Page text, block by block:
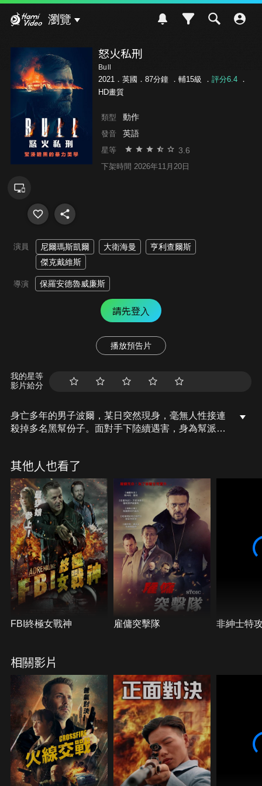
瀏覽
怒火私刑
Bull
2021．英國．87分鐘 ． 輔15級 ． 評分6.4．
HD畫質
類型 動作
發音 英語
星等 3.6
下架時間 2026年11月20日
演員 尼爾瑪斯凱爾 大衛海曼
亨利查爾斯
傑克戴維斯
導演 保羅安德魯威廉斯
請先登入
播放預告片
我的星等
影片給分
身亡多年的男子波爾，某日突然現身，毫無人性接連
殺掉多名黑幫份子。面對手下陸續遇害，身為幫派老
讓他血債血還…
其他人也看了
FBI終極女戰神 雇傭突擊隊 非紳士特
相關影片